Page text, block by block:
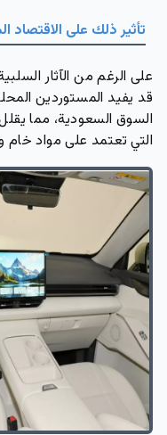
تأثير ذلك على الاقتصاد
على الرغم من الآثار
قد يفيد المستوردين
السوق السعودية، مما
التي تعتمد على مواد